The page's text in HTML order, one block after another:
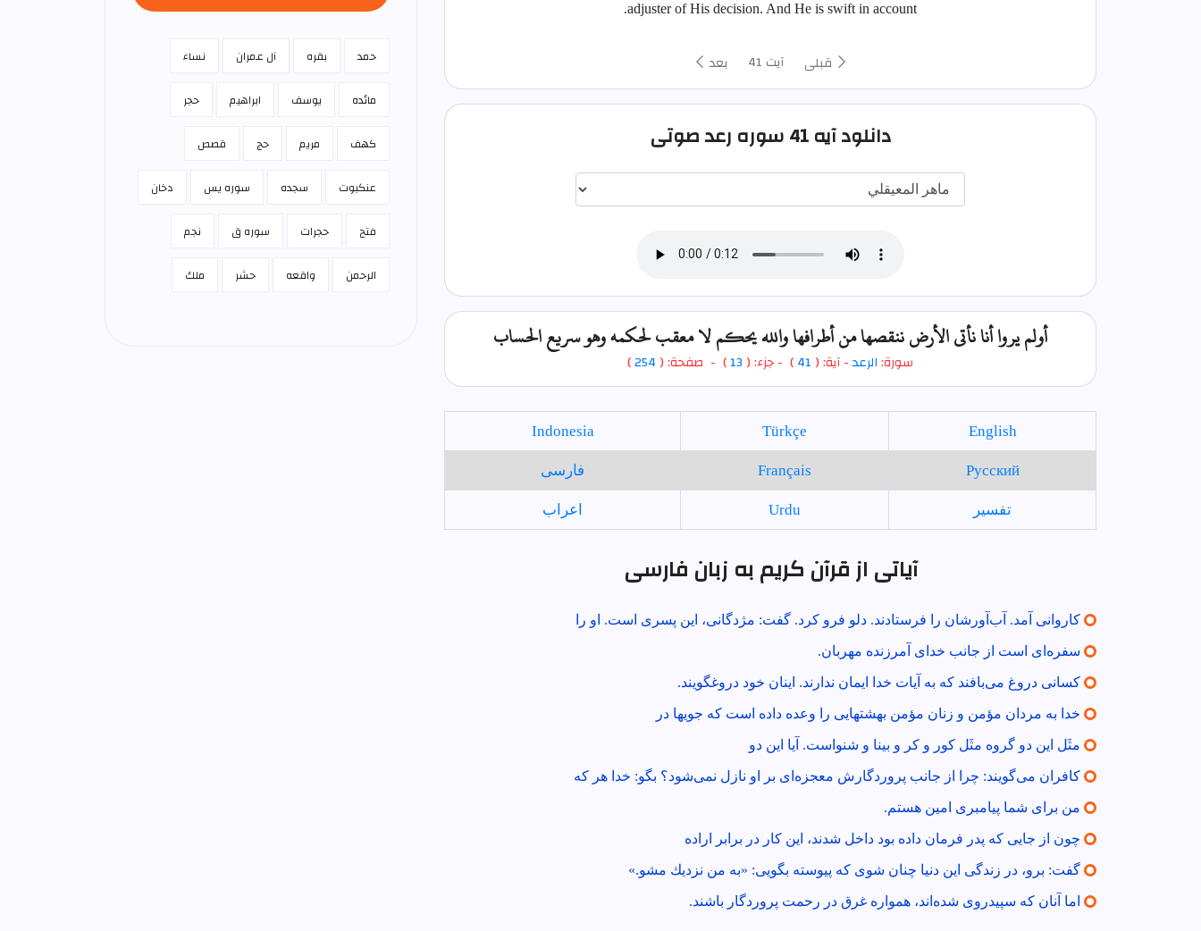
adjuster of His decision. And He is swift in account.
قبلی آیت 41 بعد
دانلود آيه 41 سوره رعد صوتی
أولم يروا أنا نأتي الأرض ننقصها من أطرافها والله يحكم لا معقب لحكمه وهو سريع الحساب
سورة:الرعد- آية: ( 41
) - جزء: (13) - صفحة: ( 254
)
English
Türkçe
Indonesia
Русский
Français فارسی
تفسير Urdu اعراب
آیاتی از قرآن کریم به زبان فارسی
كاروانى آمد. آب‌آورشان را فرستادند. دلو فرو كرد. گفت: مژدگانى، اين پسرى است. او را
سفره‌اى است از جانب خداى آمرزنده مهربان.
كسانى دروغ مى‌بافند كه به آيات خدا ايمان ندارند. اينان خود دروغگويند.
خدا به مردان مؤمن و زنان مؤمن بهشتهايى را وعده داده است كه جويها در
مثَل اين دو گروه مثَل كور و كر و بينا و شنواست. آيا اين دو
كافران مى‌گويند: چرا از جانب پروردگارش معجزه‌اى بر او نازل نمى‌شود؟ بگو: خدا هر كه
من براى شما پيامبرى امين هستم.
چون از جايى كه پدر فرمان داده بود داخل شدند، اين كار در برابر اراده
گفت: برو، در زندگى اين دنيا چنان شوى كه پيوسته بگويى: «به من نزديك مشو.»
اما آنان كه سپيدروى شده‌اند، همواره غرق در رحمت پروردگار باشند.
حمد بقره آل عمران نساء
مائده يوسف ابراهيم حجر
كهف مريم حج قصص
عنكبوت سجده سوره يس دخان
فتح حجرات سوره ق نجم
الرحمن واقعه حشر ملك